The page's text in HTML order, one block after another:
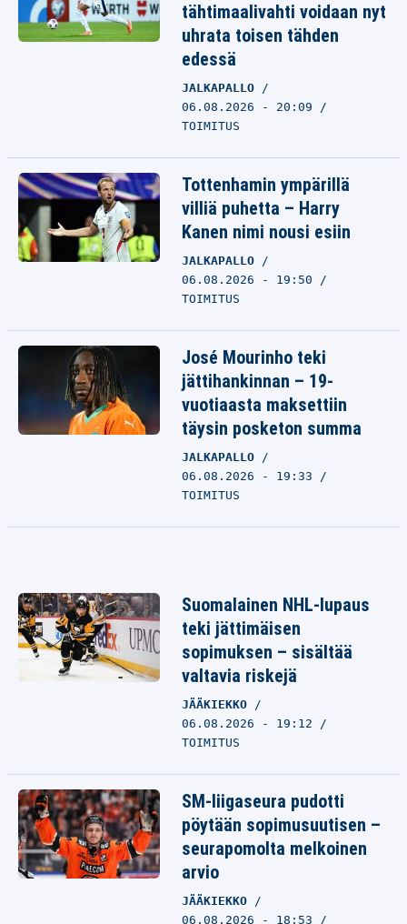
tähtimaalivahti voidaan nyt
uhrata toisen tähden
edessä
JALKAPALLO
06.08.2026 - 20:09
TOIMITUS
Tottenhamin ympärillä
villiä puhetta – Harry
Kanen nimi nousi esiin
JALKAPALLO
06.08.2026 - 19:50
TOIMITUS
José Mourinho teki
jättihankinnan – 19-
vuotiaasta maksettiin
täysin posketon summa
JALKAPALLO
06.08.2026 - 19:33
TOIMITUS
Suomalainen NHL-lupaus
teki jättimäisen
sopimuksen – sisältää
valtavia riskejä
JÄÄKIEKKO
06.08.2026 - 19:12
TOIMITUS
SM-liigaseura pudotti
pöytään sopimusuutisen –
seurapomolta melkoinen
arvio
JÄÄKIEKKO
06.08.2026 - 18:53